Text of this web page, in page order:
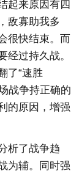
起来原因有四
敌寡助我多
很快结束。而
经过持久战。
了“速胜
战争持正确的
的原因，增强
析了战争趋
为辅。同时强